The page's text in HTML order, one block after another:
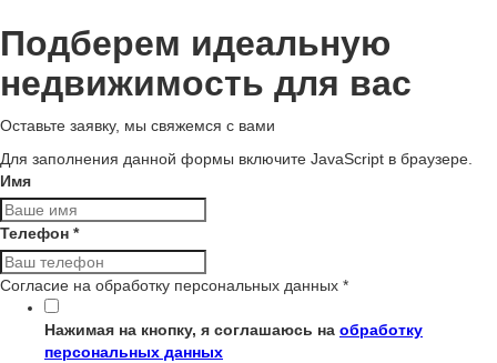
Подберем идеальную
недвижимость для вас
Оставьте заявку, мы свяжемся с вами
Для заполнения данной формы включите JavaScript в браузере.
Имя
Телефон *
Согласие на обработку персональных данных *
Нажимая на кнопку, я соглашаюсь на обработку
персональных данных